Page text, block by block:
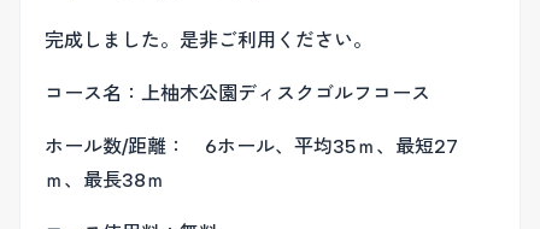
完成しました。是非ご利用ください。
コース名：上柚木公園ディスクゴルフコース
ホール数/距離： 6ホール、平均35ｍ、最短27
ｍ、最長38ｍ